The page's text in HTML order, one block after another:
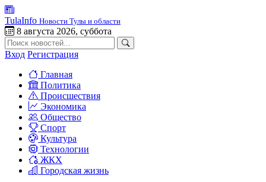
TulaInfo Новости Тулы и области
8 августа 2026, суббота
Вход Регистрация
Главная
Политика
Происшествия
Экономика
Общество
Спорт
Культура
Технологии
ЖКХ
Городская жизнь